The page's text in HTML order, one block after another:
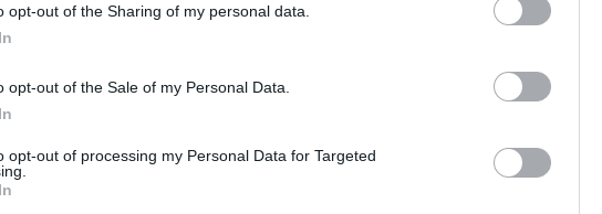
opt-out of the Sharing of my personal data.
opt-out of the Sale of my Personal Data.
opt-out of processing my Personal Data for Targeted
a Moldvai Magyarok a Moldvai Magyarokért Szövetség által szervezett
és gyerekek Pusztinából, Magyarfaluból, Forrófalvából, Klézséről,
tartott bálon közreműködött Antal Tibor, Bálint Erzse, Benke Róbert, Bolya